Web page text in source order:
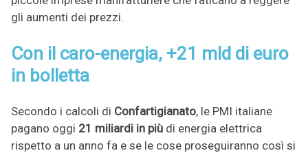
gli aumenti dei prezzi.
Con il caro-energia, +21 mld di euro
in bolletta
Secondo i calcoli di Confartigianato, le PMI italiane
pagano oggi 21 miliardi in più di energia elettrica
rispetto a un anno fa e se le cose proseguiranno così si